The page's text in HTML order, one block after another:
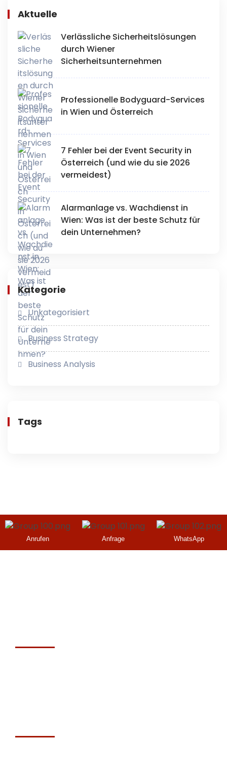
Aktuelle
Verlässliche Sicherheitslösungen
durch Wiener
Sicherheitsunternehmen
Professionelle Bodyguard-Services
in Wien und Österreich
7 Fehler bei der Event Security in
Österreich (und wie du sie 2026
vermeidest)
Alarmanlage vs. Wachdienst in
Wien: Was ist der beste Schutz für
dein Unternehmen?
Kategorie
Unkategorisiert
Business Strategy
Business Analysis
Tags
Anrufen Anfrage WhatsApp